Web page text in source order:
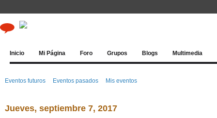
Inicio Mi Página Foro Grupos Blogs Multimedia
Eventos futuros Eventos pasados Mis eventos
Jueves, septiembre 7, 2017